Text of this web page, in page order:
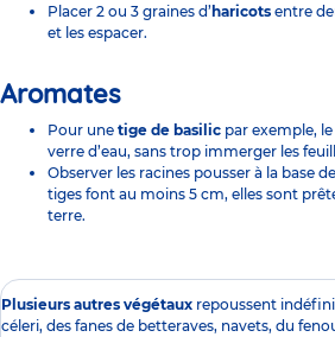
Placer 2 ou 3 graines d’ haricots entre
et les espacer.
Aromates
Pour une tige de basilic par exemple,
verre d’eau, sans trop immerger les
Observer les racines pousser à la base
tiges font au moins 5 cm, elles sont
terre.
Plusieurs autres végétaux repoussent
céleri, des fanes de betteraves, navets, du